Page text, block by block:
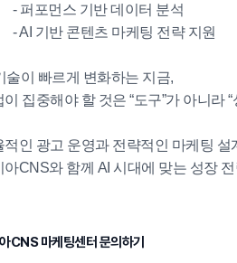
- 퍼포먼스 기반 데이터 분석
- AI 기반 콘텐츠 마케팅 전략 지원
술이 빠르게 변화하는 지금,
이 집중해야 할 것은 “도구”가 아니라
적인 광고 운영과 전략적인 마케팅 설
아CNS와 함께 AI 시대에 맞는 성장
CNS 마케팅센터 문의하기